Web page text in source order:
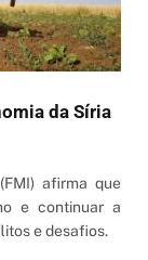
da Síria
afirma que
e continuar a
e desafios.